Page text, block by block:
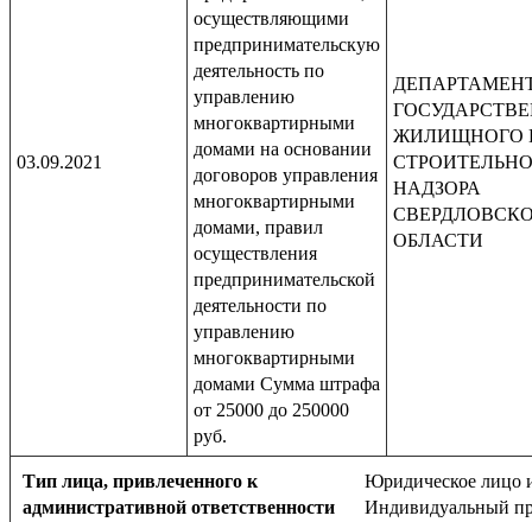
03.09.2021
осуществляющими
предпринимательскую
деятельность по
управлению
многоквартирными
домами на основании
договоров управления
многоквартирными
домами, правил
осуществления
предпринимательской
деятельности по
управлению
многоквартирными
домами Сумма штрафа
от 25000 до 250000
руб.
ЖИЛИЩНОГО
НАДЗОРА
ОБЛАСТИ
Тип лица, привлеченного к
административной ответственности
Юридическое лицо
Индивидуальный